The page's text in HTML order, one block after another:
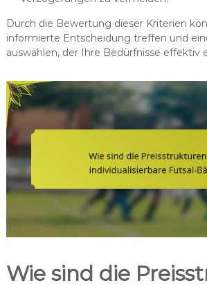
Durch die Bewertung dieser Kriterien
informierte Entscheidung treffen und
auswählen, der Ihre Bedürfnisse effektiv
Wie sind die